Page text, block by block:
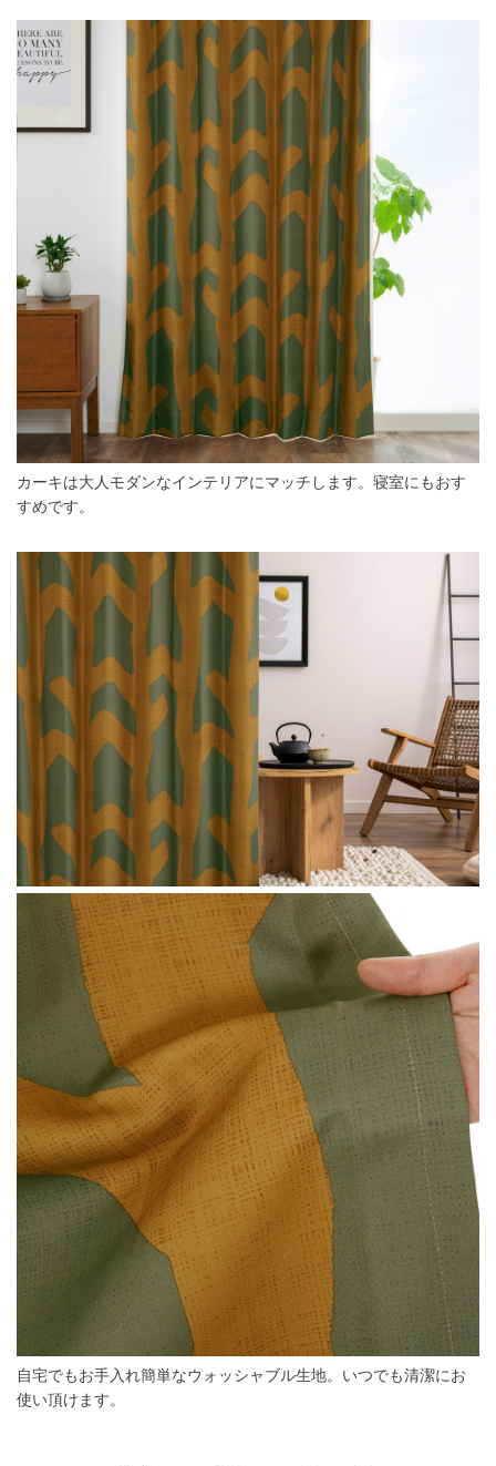
カーキは大人モダンなインテリアにマッチします。寝室にもおす
すめです。
自宅でもお手入れ簡単なウォッシャブル生地。いつでも清潔にお
使い頂けます。